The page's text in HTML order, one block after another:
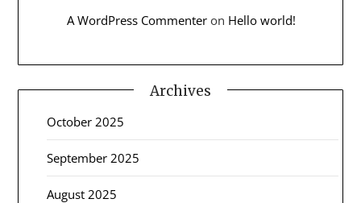
A WordPress Commenter on Hello world!
Archives
October 2025
September 2025
August 2025